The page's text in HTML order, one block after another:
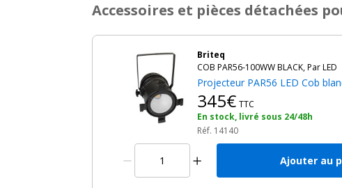
Accessoires et pièces détachées
Briteq
COB PAR56-100WW BLACK, Par LED
Projecteur PAR56 LED Cob
345€ TTC
En stock, livré sous 24/48h
Réf. 14140
Ajouter au